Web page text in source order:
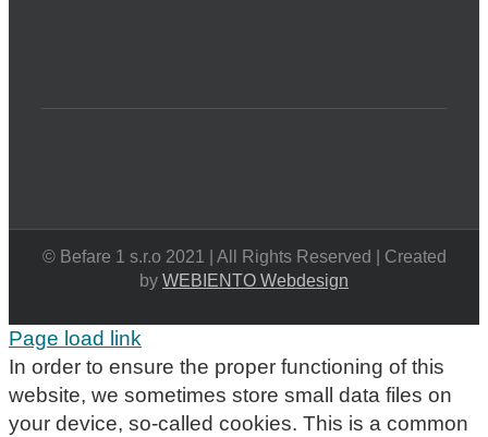
© Befare 1 s.r.o 2021 | All Rights Reserved | Created
by WEBIENTO Webdesign
Page load link
In order to ensure the proper functioning of this
website, we sometimes store small data files on
your device, so-called cookies. This is a common